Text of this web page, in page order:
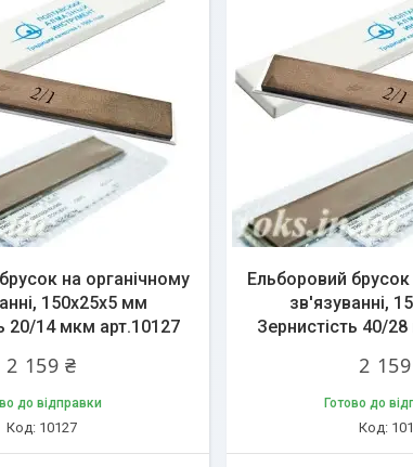
на органічному
150х25х5 мм
20/14 мкм арт.10127
2 159 ₴
до відправки
10127
Ельборовий
зв'язуванні,
Зернистість 40/
2
Готово до